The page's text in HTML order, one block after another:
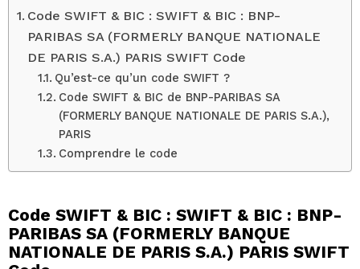
Code SWIFT & BIC : SWIFT & BIC : BNP-
PARIBAS SA (FORMERLY BANQUE NATIONALE
DE PARIS S.A.) PARIS SWIFT Code
Qu’est-ce qu’un code SWIFT ?
Code SWIFT & BIC de BNP-PARIBAS SA
(FORMERLY BANQUE NATIONALE DE PARIS S.A.),
PARIS
Comprendre le code
Code SWIFT & BIC : SWIFT & BIC : BNP-
PARIBAS SA (FORMERLY BANQUE
NATIONALE DE PARIS S.A.) PARIS SWIFT